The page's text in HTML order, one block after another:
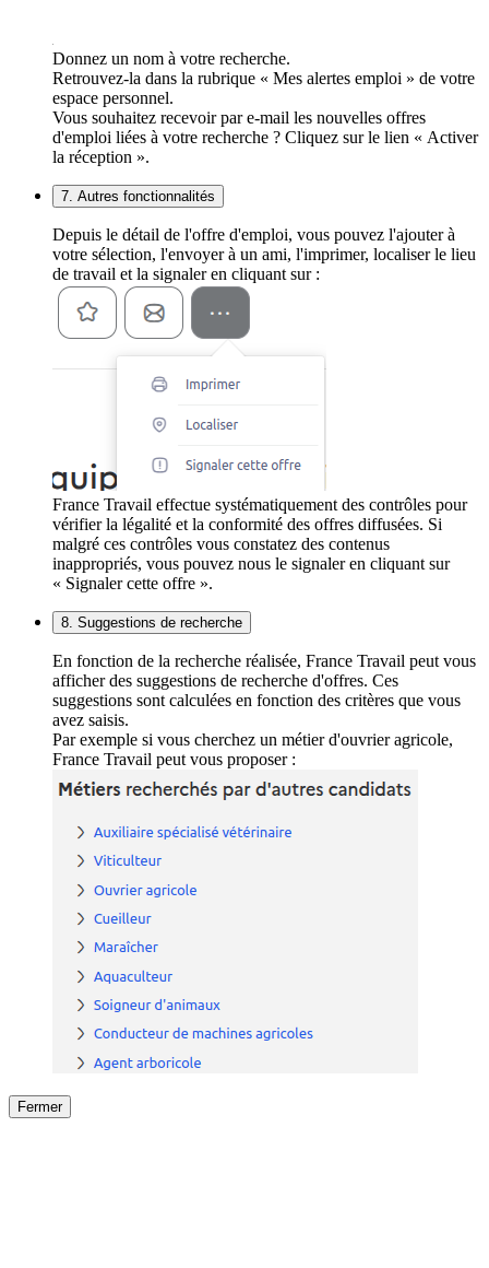
Donnez un nom à votre recherche.
Retrouvez-la dans la rubrique « Mes alertes emploi » de votre
espace personnel.
Vous souhaitez recevoir par e-mail les nouvelles offres
d'emploi liées à votre recherche ? Cliquez sur le lien « Activer
la réception ».
7. Autres fonctionnalités
Depuis le détail de l'offre d'emploi, vous pouvez l'ajouter à
votre sélection, l'envoyer à un ami, l'imprimer, localiser le lieu
de travail et la signaler en cliquant sur :
France Travail effectue systématiquement des contrôles pour
vérifier la légalité et la conformité des offres diffusées. Si
malgré ces contrôles vous constatez des contenus
inappropriés, vous pouvez nous le signaler en cliquant sur
« Signaler cette offre ».
8. Suggestions de recherche
En fonction de la recherche réalisée, France Travail peut vous
afficher des suggestions de recherche d'offres. Ces
suggestions sont calculées en fonction des critères que vous
avez saisis.
Par exemple si vous cherchez un métier d'ouvrier agricole,
France Travail peut vous proposer :
Fermer